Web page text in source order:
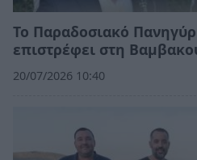
Το Παραδοσιακό
επιστρέφει στη
20/07/2026 10:40